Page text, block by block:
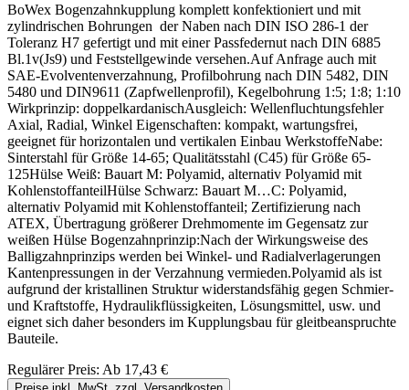
BoWex Bogenzahnkupplung komplett konfektioniert und mit
zylindrischen Bohrungen der Naben nach DIN ISO 286-1 der
Toleranz H7 gefertigt und mit einer Passfedernut nach DIN 6885
Bl.1v(Js9) und Feststellgewinde versehen.Auf Anfrage auch mit
SAE-Evolventenverzahnung, Profilbohrung nach DIN 5482, DIN
5480 und DIN9611 (Zapfwellenprofil), Kegelbohrung 1:5; 1:8; 1:10
Wirkprinzip: doppelkardanischAusgleich: Wellenfluchtungsfehler
Axial, Radial, Winkel Eigenschaften: kompakt, wartungsfrei,
geeignet für horizontalen und vertikalen Einbau WerkstoffeNabe:
Sinterstahl für Größe 14-65; Qualitätsstahl (C45) für Größe 65-
125Hülse Weiß: Bauart M: Polyamid, alternativ Polyamid mit
KohlenstoffanteilHülse Schwarz: Bauart M…C: Polyamid,
alternativ Polyamid mit Kohlenstoffanteil; Zertifizierung nach
ATEX, Übertragung größerer Drehmomente im Gegensatz zur
weißen Hülse Bogenzahnprinzip:Nach der Wirkungsweise des
Balligzahnprinzips werden bei Winkel- und Radialverlagerungen
Kantenpressungen in der Verzahnung vermieden.Polyamid als ist
aufgrund der kristallinen Struktur widerstandsfähig gegen Schmier-
und Kraftstoffe, Hydraulikflüssigkeiten, Lösungsmittel, usw. und
eignet sich daher besonders im Kupplungsbau für gleitbeanspruchte
Bauteile.
Regulärer Preis: Ab 17,43 €